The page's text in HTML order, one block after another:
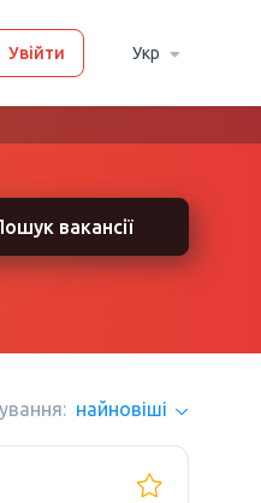
Увійти Укр
вакансії
найновіші